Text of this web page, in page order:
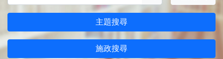
主題搜尋
施政搜尋